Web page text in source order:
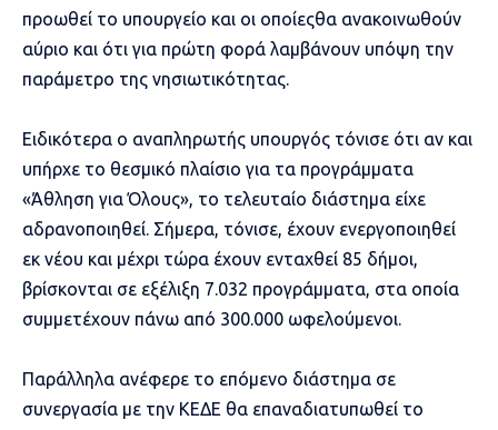
προωθεί το υπουργείο και οι οποίεςθα ανακοινωθούν
αύριο και ότι για πρώτη φορά λαμβάνουν υπόψη την
παράμετρο της νησιωτικότητας.
Ειδικότερα ο αναπληρωτής υπουργός τόνισε ότι αν και
υπήρχε το θεσμικό πλαίσιο για τα προγράμματα
«Άθληση για Όλους», το τελευταίο διάστημα είχε
αδρανοποιηθεί. Σήμερα, τόνισε, έχουν ενεργοποιηθεί
εκ νέου και μέχρι τώρα έχουν ενταχθεί 85 δήμοι,
βρίσκονται σε εξέλιξη 7.032 προγράμματα, στα οποία
συμμετέχουν πάνω από 300.000 ωφελούμενοι.
Παράλληλα ανέφερε το επόμενο διάστημα σε
συνεργασία με την ΚΕΔΕ θα επαναδιατυπωθεί το